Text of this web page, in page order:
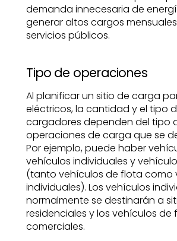
demanda innecesaria de
generar altos cargos
servicios públicos.
Tipo de operaciones
Al planificar un sitio de carga
eléctricos, la cantidad y el tipo
cargadores dependen del tipo
operaciones de carga que se
Por ejemplo, puede haber
vehículos individuales y
(tanto vehículos de flota como
individuales). Los vehículos
normalmente se destinarán a
residenciales y los vehículos de
comerciales.